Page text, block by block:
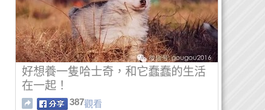
好想養一隻哈士奇，和它蠢蠢的生活
在一起！
387觀看